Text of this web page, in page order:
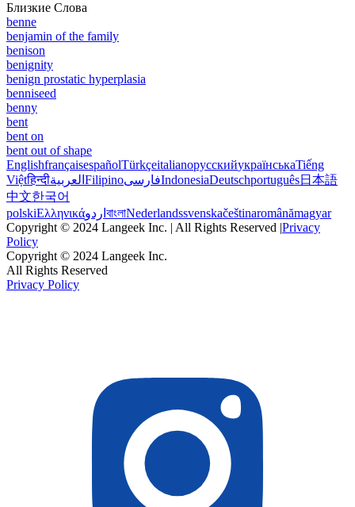
Близкие Слова
benne
benjamin of the family
benison
benignity
benign prostatic hyperplasia
benniseed
benny
bent
bent on
bent out of shape
EnglishfrançaisespañolTürkçeitalianoрусскийукраїнськаTiếng
Việtहिन्दीالعربية FilipinoفارسیIndonesiaDeutschportuguês日本語
中文한국어
polskiΕλληνικάاردو বাংলাNederlandssvenskačeštinaromânămagyar
Copyright © 2024 Langeek Inc. | All Rights Reserved |Privacy
Policy
Copyright © 2024 Langeek Inc.
All Rights Reserved
Privacy Policy